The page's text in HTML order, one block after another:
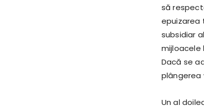
să
epuizarea
subsidiar
mijloacele
Dacă se
plângerea
Un al